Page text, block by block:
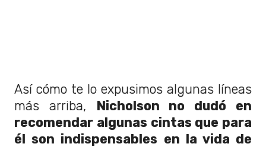
Así cómo te lo expusimos algunas líneas
más arriba,
Nicholson no dudó en
recomendar algunas cintas que para
él son indispensables en la vida de